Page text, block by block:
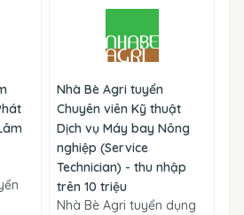
Nhà Bè Agri tuyển
Chuyên viên Kỹ thuật
Dịch vụ Máy bay Nông
nghiệp (Service
Technician) - thu nhập
trên 10 triệu
Nhà Bè Agri tuyển dụng